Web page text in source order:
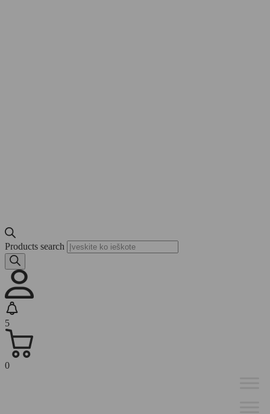
Products search
5
0